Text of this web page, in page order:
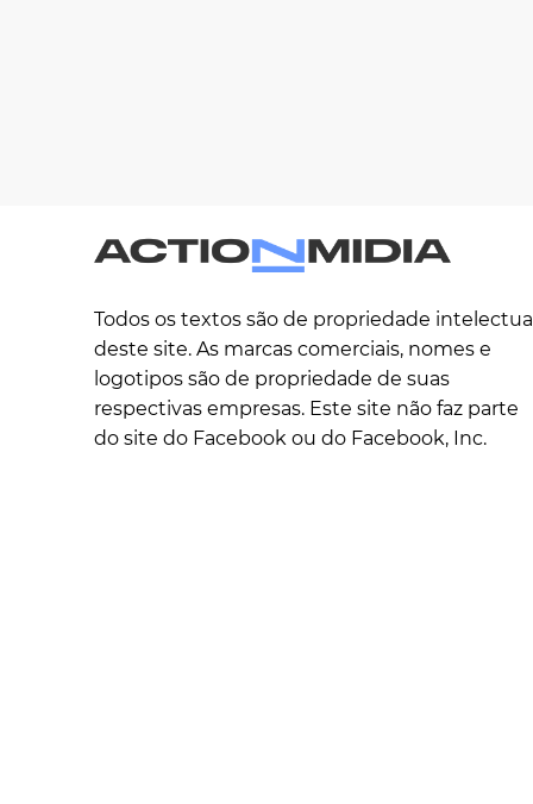
Todos os textos são de propriedade intelectual
deste site. As marcas comerciais, nomes e
logotipos são de propriedade de suas
respectivas empresas. Este site não faz parte
do site do Facebook ou do Facebook, Inc.